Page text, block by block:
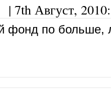
| 7th Август, 2010:
фонд по больше,